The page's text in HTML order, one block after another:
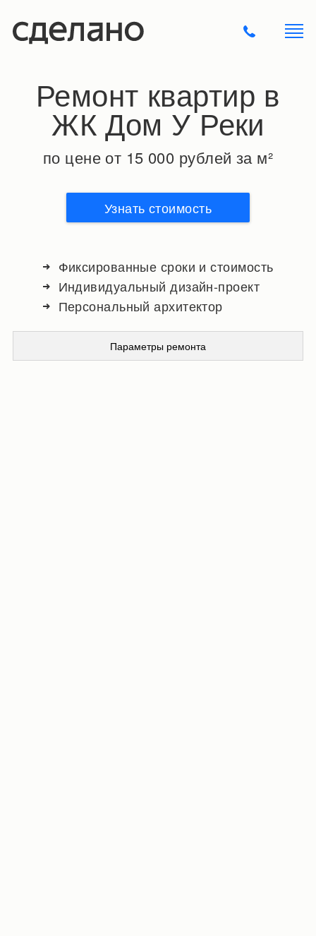
Ремонт квартир в
ЖК Дом У Реки
по цене от 15 000 рублей за м²
Узнать стоимость
Фиксированные сроки и стоимость
Индивидуальный дизайн-проект
Персональный архитектор
Параметры ремонта